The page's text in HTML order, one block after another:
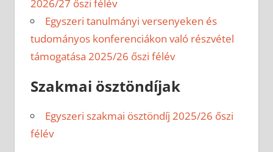
2026/27 őszi félév
Egyszeri tanulmányi versenyeken és
tudományos konferenciákon való részvétel
támogatása 2025/26 őszi félév
Szakmai ösztöndíjak
Egyszeri szakmai ösztöndíj 2025/26 őszi
félév